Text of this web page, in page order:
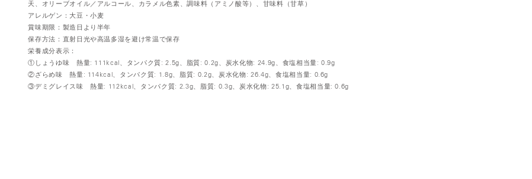
天、オリーブオイル／アルコール、カラメル色素、調味料（アミノ酸等）、甘味料（甘草）
アレルゲン：大豆・小麦
賞味期限：製造日より半年
保存方法：直射日光や高温多湿を避け常温で保存
栄養成分表示：
①しょうゆ味 熱量: 111kcal、タンパク質: 2.5g、脂質: 0.2g、炭水化物: 24.9g、食塩相当量: 0.9g
②ざらめ味 熱量: 114kcal、タンパク質: 1.8g、脂質: 0.2g、炭水化物: 26.4g、食塩相当量: 0.6g
③デミグレイス味 熱量: 112kcal、タンパク質: 2.3g、脂質: 0.3g、炭水化物: 25.1g、食塩相当量: 0.6g